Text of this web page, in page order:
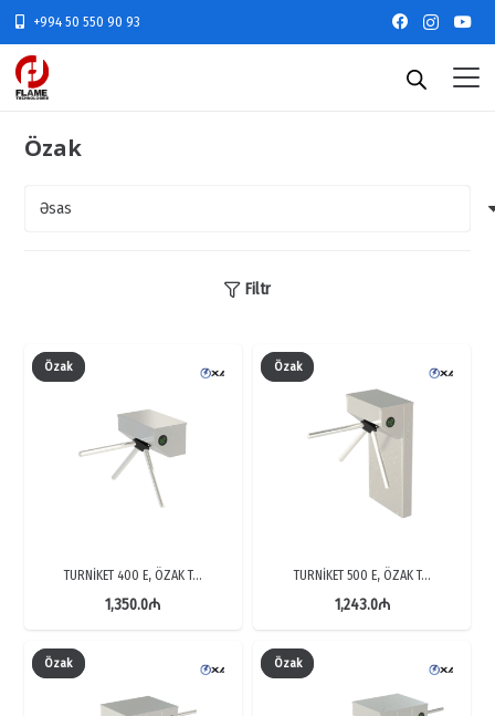
+994 50 550 90 93
Özak
Filtr
Özak
TURNİKET 400 E, ÖZAK T…
1,350.0₼
Özak
TURNİKET 500 E, ÖZAK T…
1,243.0₼
Özak Özak